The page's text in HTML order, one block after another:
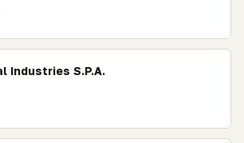
Industries S.P.A.